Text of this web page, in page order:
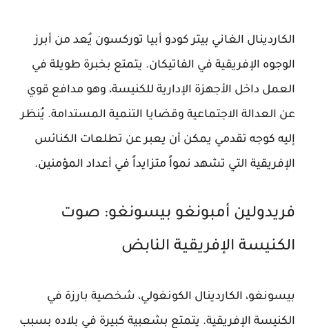
الكاردينال الغاني بيتر كودو أبيا توركسون يُعد من أبرز
الوجوه الإفريقية في الفاتيكان. يتمتع بخبرة طويلة في
العمل داخل الأجهزة الإدارية للكنيسة، وهو مدافع قوي
عن العدالة الاجتماعية وقضايا التنمية المستدامة. يُنظر
إليه كوجه تقدمي يمكن أن يعبر عن تطلعات الكنائس
الإفريقية التي تشهد نمواً متزايداً في أعداد المؤمنين.
فريدولين أمبونغو بيسونغو: صوت
الكنيسة الإفريقية النابض
بيسونغو، الكاردينال الكونغولي، شخصية بارزة في
الكنيسة الإفريقية. يتمتع بشعبية كبيرة في بلاده بسبب